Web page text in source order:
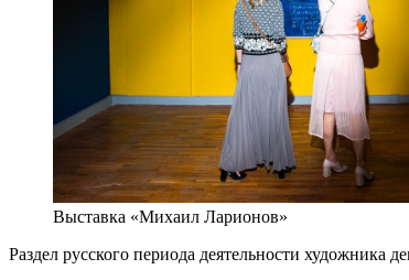
Выставка «Михаил Ларионов»
Раздел русского периода деятельности художника